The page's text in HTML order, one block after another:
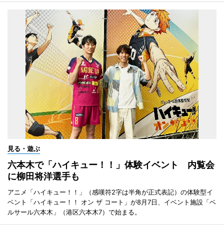
見る・遊ぶ
六本木で「ハイキュー！！」体験イベント 内覧会
に柳田将洋選手も
アニメ「ハイキュー！！」（感嘆符2字は半角が正式表記）の体験型イ
ベント「ハイキュー！！ オン ザ コート」が8月7日、イベント施設「ベ
ルサール六本木」（港区六本木7）で始まる。